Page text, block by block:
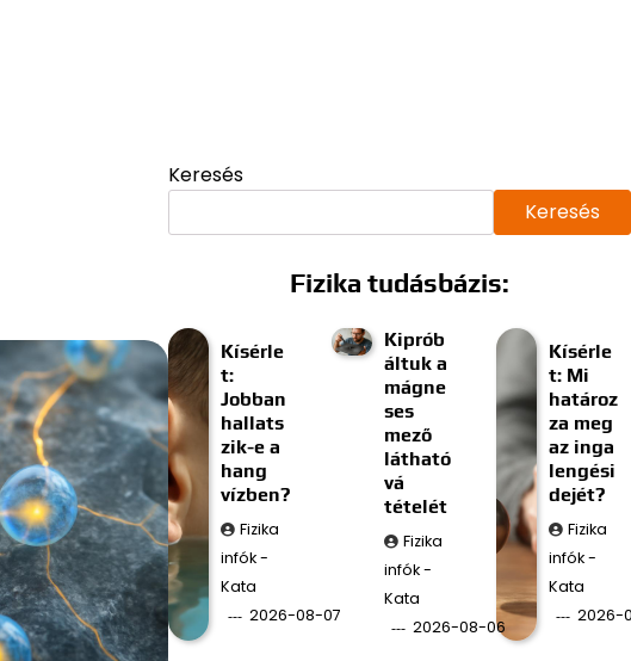
Keresés
Keresés
Fizika tudásbázis:
Kísérle
t:
Jobban
hallats
zik-e a
hang
vízben?
Fizika
infók -
Kata
2026-08-07
Kiprób
áltuk a
mágne
ses
mező
látható
vá
tételét
Fizika
infók -
Kata
2026-08-06
Kísérle
t: Mi
határoz
za meg
az inga
lengési
dejét?
Fizika
infók -
Kata
2026-